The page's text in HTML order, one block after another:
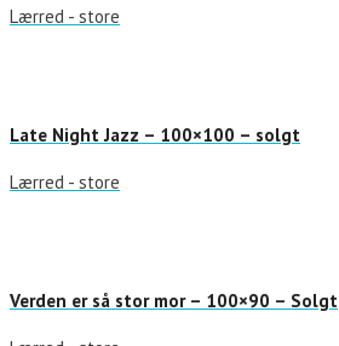
Lærred - store
Late Night Jazz – 100×100 – solgt
Lærred - store
Verden er så stor mor – 100×90 – Solgt